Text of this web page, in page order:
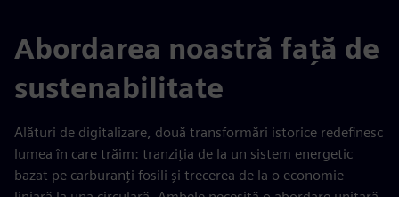
Abordarea noastră față de
sustenabilitate
Alături de digitalizare, două transformări istorice redefinesc
lumea în care trăim: tranziția de la un sistem energetic
bazat pe carburanți fosili și trecerea de la o economie